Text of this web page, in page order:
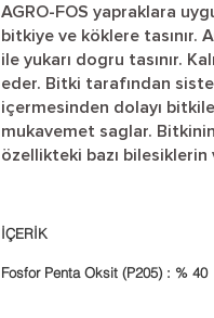
AGRO-FOS yapraklara
bitkiye ve köklere tasınır.
ile yukarı dogru tasınır.
eder. Bitki tarafından
içermesinden dolayı
mukavemet saglar.
özellikteki bazı
İÇERİK
Fosfor Penta Oksit (P205) : % 40